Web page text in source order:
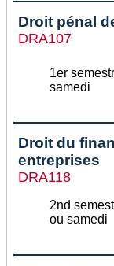
Droit pénal
DRA107
1er
samedi
Droit du
entreprises
DRA118
2nd
ou samedi